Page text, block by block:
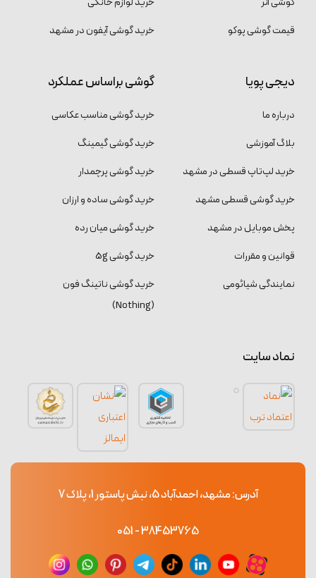
قیمت گوشی پوکو
خرید گوشی آیفون در مشهد
دیجی پویا
درباره ما
بلاگ آموزشی
خرید لپ‌تاپ قسطی در مشهد
خرید گوشی قسطی مشهد
پخش موبایل در مشهد
قوانین و مقررات
نمایندگی شیائومی
گوشی براساس عملکرد
خرید گوشی مناسب عکاسی
خرید گوشی گیمینگ
خرید گوشی پرچمدار
خرید گوشی ساده و ارزان
خرید گوشی میان رده
خرید گوشی 5g
خرید گوشی ناتینگ فون
(Nothing)
نماد سایت
آدرس: مشهد، احمدآباد 5، نبش پاستور 1، پلاک 7
38453765 - 051